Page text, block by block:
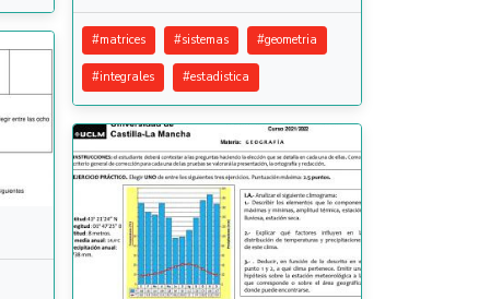
#matrices #sistemas #geometria
#integrales #estadistica